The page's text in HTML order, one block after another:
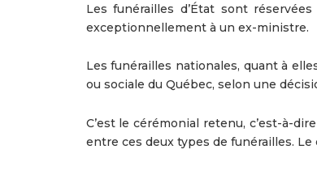
Les funérailles d’État sont
exceptionnellement à un ex-ministre.
Les funérailles nationales, quant à
ou sociale du Québec, selon une
C’est le cérémonial retenu, c’est-à-
entre ces deux types de funérailles.